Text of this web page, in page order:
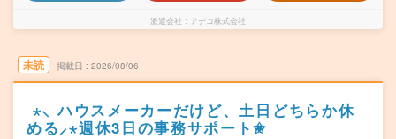
派遣会社 アデコ株式会社
未読 掲載日 2026/08/06
⋆⸜ ハウスメーカーだけど、土日どちらか休
める⸝⋆週休3日の事務サポート✬